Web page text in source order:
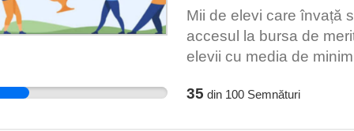
Mii de elevi care învață
accesul la bursa de
elevii cu media de
de clasamentul din
35 din 100Semnături